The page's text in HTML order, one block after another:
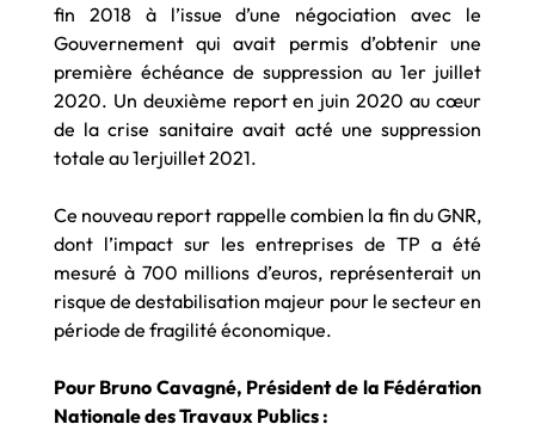
fin 2018 à l’issue d’une négociation avec le
Gouvernement qui avait permis d’obtenir une
première échéance de suppression au 1er juillet
2020. Un deuxième report en juin 2020 au cœur
de la crise sanitaire avait acté une suppression
totale au 1erjuillet 2021.
Ce nouveau report rappelle combien la fin du GNR,
dont l’impact sur les entreprises de TP a été
mesuré à 700 millions d’euros, représenterait un
risque de destabilisation majeur pour le secteur en
période de fragilité économique.
Pour Bruno Cavagné, Président de la Fédération
Nationale des Travaux Publics :